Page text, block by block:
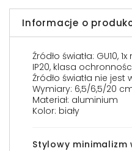
Informacje o
Źródło światła: GU10,
IP20, klasa
Źródło światła nie jest
Wymiary: 6,5/6,5/20
Materiał: aluminium
Kolor: biały
Stylowy minimalizm